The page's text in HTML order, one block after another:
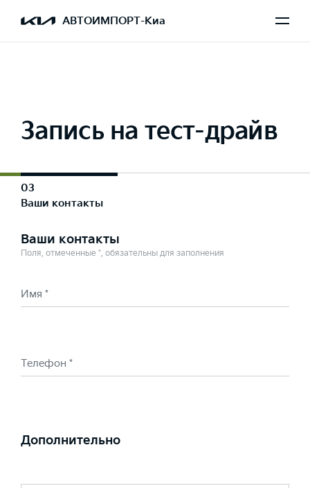
АВТОИМПОРТ-Киа
Запись на тест-драйв
03
Ваши контакты
Выбран Sorento
Ваши контакты
Поля, отмеченные *, обязательны для заполнения
Имя *
Телефон *
Дополнительно